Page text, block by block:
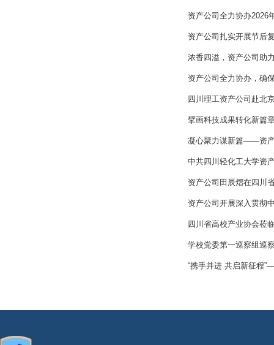
资产公司全力协办2026
资产公司扎实开展节后
浓香四溢，资产公司助
资产公司全力协办，确
四川理工资产公司赴北
擘画科技成果转化新篇
凝心聚力谋新篇——资
中共四川轻化工大学资
资产公司田辰熠在四川
资产公司开展深入贯彻
四川省高校产业协会
学校党委第一巡察组巡
“携手并进 共启新征程